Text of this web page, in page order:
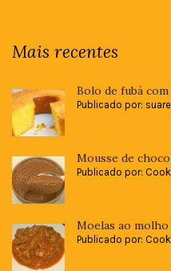
Mais recentes
Bolo de fubá
Publicado por:
Mousse de
Publicado por:
Moelas ao
Publicado por: